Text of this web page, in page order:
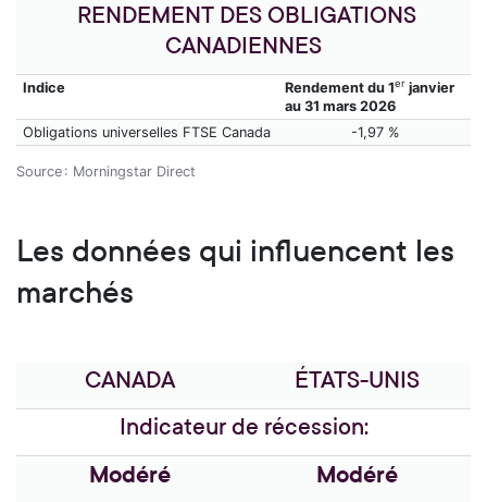
RENDEMENT DES OBLIGATIONS
CANADIENNES
Indice Rendement du 1er janvier
au 31 mars 2026
Obligations universelles FTSE Canada
-1,97 %
Source : Morningstar Direct
Les données qui influencent les
marchés
CANADA
ÉTATS-UNIS
Indicateur de récession:
Modéré Modéré